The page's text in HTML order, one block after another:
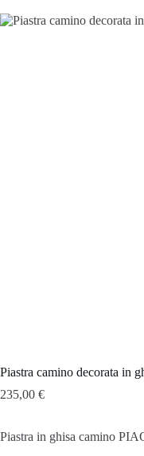
Piastra camino decorata in
235,00 €
Piastra in ghisa camino